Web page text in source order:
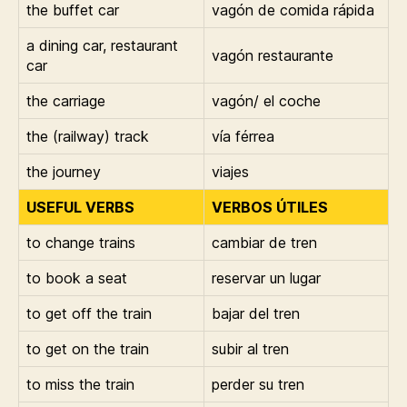
the buffet car
vagón de comida rápida
a dining car, restaurant
car
vagón restaurante
the carriage
vagón/ el coche
the (railway) track
vía férrea
the journey
viajes
USEFUL VERBS
VERBOS ÚTILES
to change trains
cambiar de tren
to book a seat
reservar un lugar
to get off the train
bajar del tren
to get on the train
subir al tren
to miss the train
perder su tren